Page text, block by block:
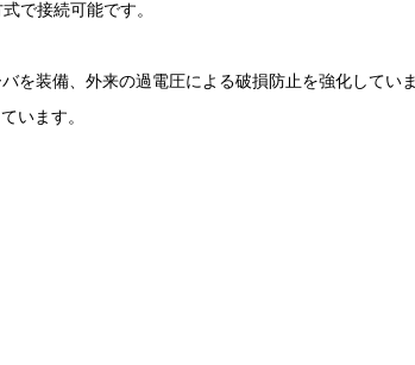
で接続可能です。
を装備、外来の過電圧による破損防止を強化してい
います。